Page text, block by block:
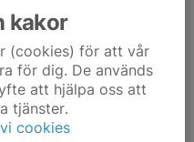
i kallelsen.
EN LÖRDAG
kakor
(cookies) för att vår
för dig. De används
att hjälpa oss att
tjänster.
cookies